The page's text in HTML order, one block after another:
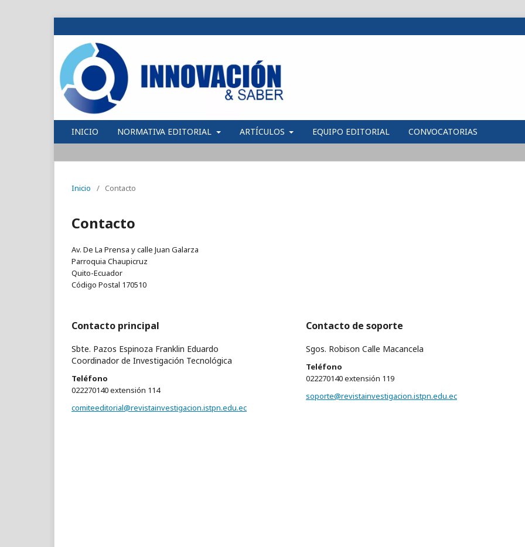
INICIO NORMATIVA EDITORIAL ARTÍCULOS EQUIPO EDITORIAL CONVOCATORIAS
Inicio / Contacto
Contacto
Av. De La Prensa y calle Juan Galarza
Parroquia Chaupicruz
Quito-Ecuador
Código Postal 170510
Contacto principal
Sbte. Pazos Espinoza Franklin Eduardo
Coordinador de Investigación Tecnológica
Teléfono
022270140 extensión 114
comiteeditorial@revistainvestigacion.istpn.edu.ec
Contacto de soporte
Sgos. Robison Calle Macancela
Teléfono
022270140 extensión 119
soporte@revistainvestigacion.istpn.edu.ec